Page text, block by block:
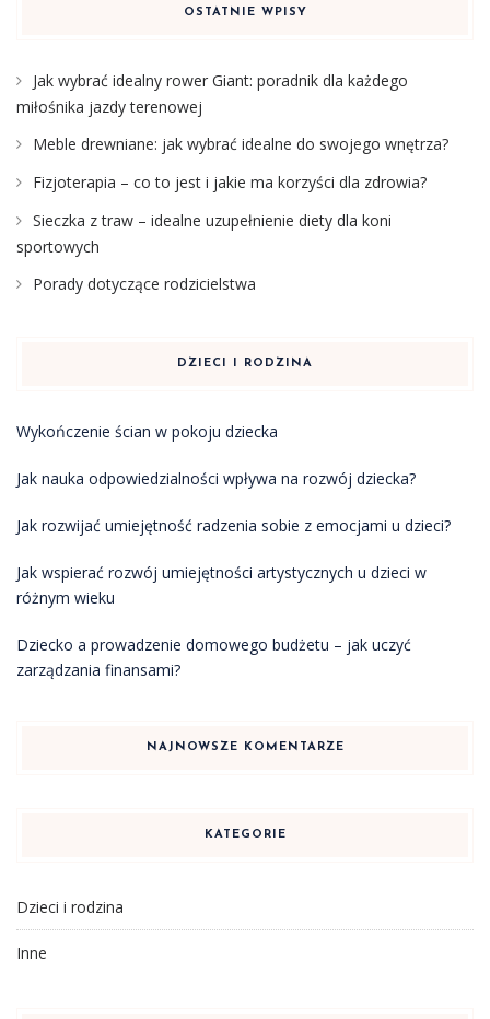
OSTATNIE WPISY
Jak wybrać idealny rower Giant: poradnik dla każdego
miłośnika jazdy terenowej
Meble drewniane: jak wybrać idealne do swojego wnętrza?
Fizjoterapia – co to jest i jakie ma korzyści dla zdrowia?
Sieczka z traw – idealne uzupełnienie diety dla koni
sportowych
Porady dotyczące rodzicielstwa
DZIECI I RODZINA
Wykończenie ścian w pokoju dziecka
Jak nauka odpowiedzialności wpływa na rozwój dziecka?
Jak rozwijać umiejętność radzenia sobie z emocjami u dzieci?
Jak wspierać rozwój umiejętności artystycznych u dzieci w
różnym wieku
Dziecko a prowadzenie domowego budżetu – jak uczyć
zarządzania finansami?
NAJNOWSZE KOMENTARZE
KATEGORIE
Dzieci i rodzina
Inne